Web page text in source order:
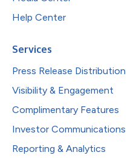
Help Center
Services
Press Release Distribution
Visibility & Engagement
Complimentary Features
Investor Communications
Reporting & Analytics